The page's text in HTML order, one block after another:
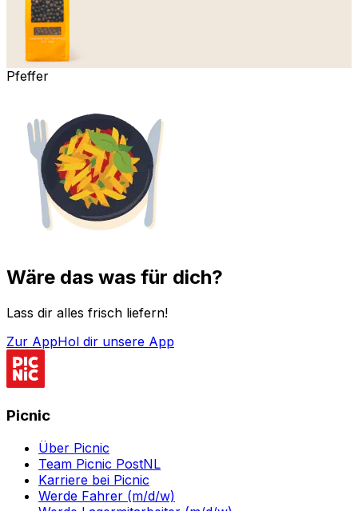
Pfeffer
Wäre das was für dich?
Lass dir alles frisch liefern!
Zur AppHol dir unsere App
Picnic
Über Picnic
Team Picnic PostNL
Karriere bei Picnic
Werde Fahrer (m/d/w)